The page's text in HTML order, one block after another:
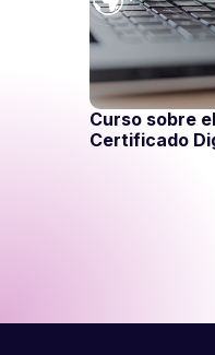
Curso sobre el
Certificado